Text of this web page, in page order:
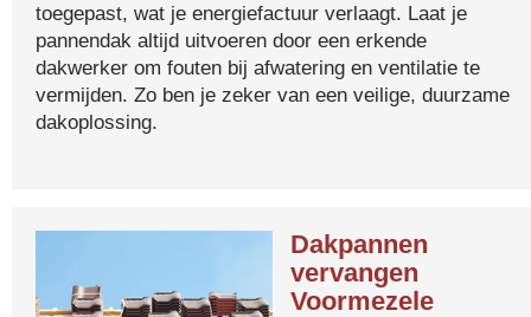
toegepast, wat je energiefactuur verlaagt. Laat je
pannendak altijd uitvoeren door een erkende
dakwerker om fouten bij afwatering en ventilatie te
vermijden. Zo ben je zeker van een veilige, duurzame
dakoplossing.
Dakpannen
vervangen
Voormezele